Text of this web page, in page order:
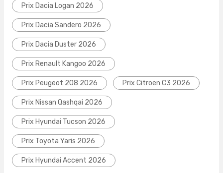
Prix Dacia Logan 2026
Prix Dacia Sandero 2026
Prix Dacia Duster 2026
Prix Renault Kangoo 2026
Prix Peugeot 208 2026 Prix Citroen C3 2026
Prix Nissan Qashqai 2026
Prix Hyundai Tucson 2026
Prix Toyota Yaris 2026
Prix Hyundai Accent 2026